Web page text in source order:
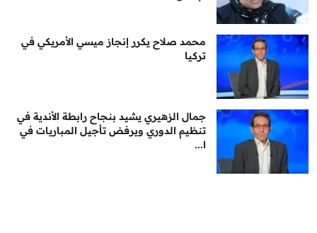
محمد صلاح يكرر إنجاز ميسي الأمريكي في
تركيا
جمال الزهيري يشيد بنجاح رابطة الأندية في
تنظيم الدوري ويرفض تأجيل المباريات في
ا...